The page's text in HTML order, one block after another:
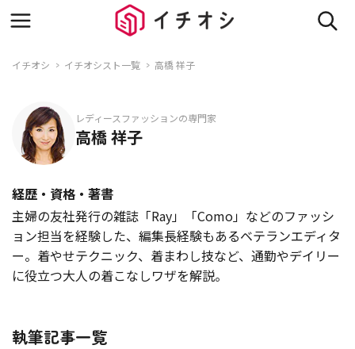
イチオシ イチオシスト一覧 高橋 祥子
レディースファッションの専門家
高橋 祥子
経歴・資格・著書
主婦の友社発行の雑誌「Ray」「Como」などのファッシ
ョン担当を経験した、編集長経験もあるベテランエディタ
ー。着やせテクニック、着まわし技など、通勤やデイリー
に役立つ大人の着こなしワザを解説。
執筆記事一覧